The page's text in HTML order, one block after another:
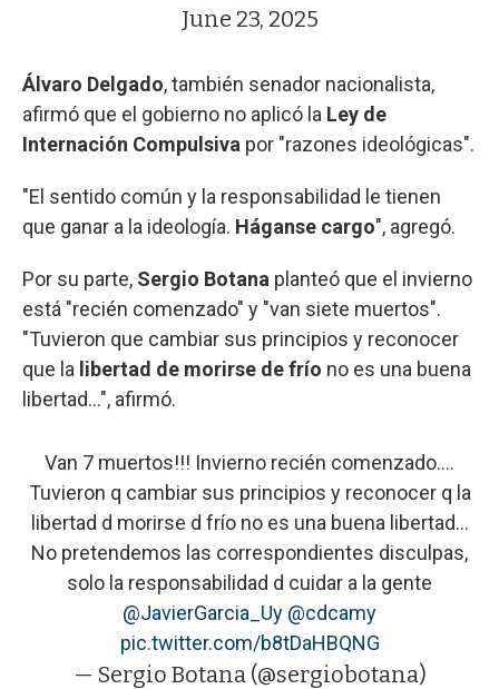
June 23, 2025
Álvaro Delgado, también senador nacionalista,
afirmó que el gobierno no aplicó la Ley de
Internación Compulsiva por "razones ideológicas".
"El sentido común y la responsabilidad le tienen
que ganar a la ideología. Háganse cargo", agregó.
Por su parte, Sergio Botana planteó que el invierno
está "recién comenzado" y "van siete muertos".
"Tuvieron que cambiar sus principios y reconocer
que la libertad de morirse de frío no es una buena
libertad...", afirmó.
Van 7 muertos!!! Invierno recién comenzado….
Tuvieron q cambiar sus principios y reconocer q la
libertad d morirse d frío no es una buena libertad…
No pretendemos las correspondientes disculpas,
solo la responsabilidad d cuidar a la gente
@JavierGarcia_Uy @cdcamy
pic.twitter.com/b8tDaHBQNG
— Sergio Botana (@sergiobotana)